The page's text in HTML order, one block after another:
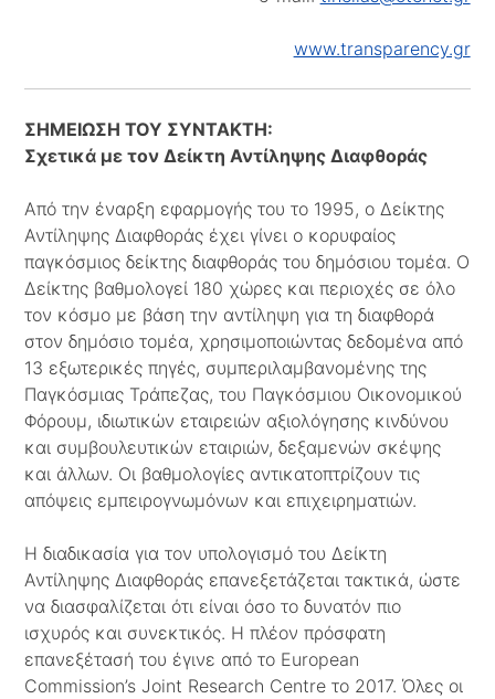
www.transparency.gr
ΣΗΜΕΙΩΣΗ ΤΟΥ ΣΥΝΤΑΚΤΗ:
Σχετικά με τον Δείκτη Αντίληψης Διαφθοράς
Από την έναρξη εφαρμογής του το 1995, ο Δείκτης
Αντίληψης Διαφθοράς έχει γίνει ο κορυφαίος
παγκόσμιος δείκτης διαφθοράς του δημόσιου τομέα. Ο
Δείκτης βαθμολογεί 180 χώρες και περιοχές σε όλο
τον κόσμο με βάση την αντίληψη για τη διαφθορά
στον δημόσιο τομέα, χρησιμοποιώντας δεδομένα από
13 εξωτερικές πηγές, συμπεριλαμβανομένης της
Παγκόσμιας Τράπεζας, του Παγκόσμιου Οικονομικού
Φόρουμ, ιδιωτικών εταιρειών αξιολόγησης κινδύνου
και συμβουλευτικών εταιριών, δεξαμενών σκέψης
και άλλων. Οι βαθμολογίες αντικατοπτρίζουν τις
απόψεις εμπειρογνωμόνων και επιχειρηματιών.
Η διαδικασία για τον υπολογισμό του Δείκτη
Αντίληψης Διαφθοράς επανεξετάζεται τακτικά, ώστε
να διασφαλίζεται ότι είναι όσο το δυνατόν πιο
ισχυρός και συνεκτικός. Η πλέον πρόσφατη
επανεξέτασή του έγινε από το European
Commission’s Joint Research Centre το 2017. Όλες οι